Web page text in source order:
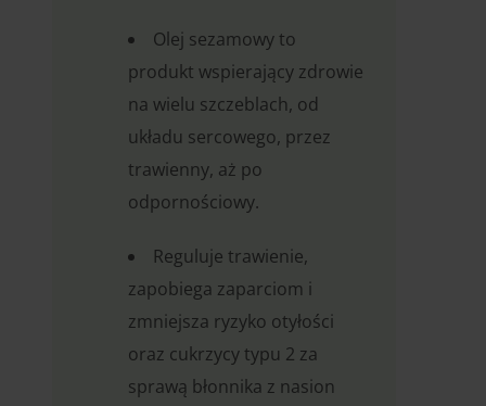
Olej sezamowy to
produkt wspierający zdrowie
na wielu szczeblach, od
układu sercowego, przez
trawienny, aż po
odpornościowy.
Reguluje trawienie,
zapobiega zaparciom i
zmniejsza ryzyko otyłości
oraz cukrzycy typu 2 za
sprawą błonnika z nasion